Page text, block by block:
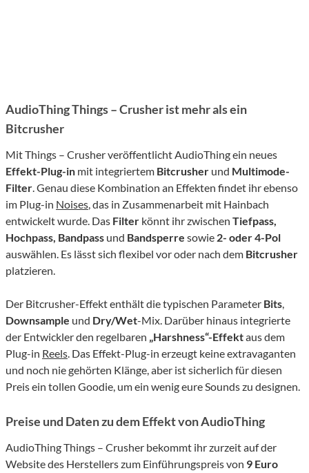
AudioThing Things – Crusher ist mehr als ein
Bitcrusher
Mit Things – Crusher veröffentlicht AudioThing ein neues
Effekt-Plug-in mit integriertem Bitcrusher und Multimode-
Filter. Genau diese Kombination an Effekten findet ihr ebenso
im Plug-in Noises, das in Zusammenarbeit mit Hainbach
entwickelt wurde. Das Filter könnt ihr zwischen Tiefpass,
Hochpass, Bandpass und Bandsperre sowie 2- oder 4-Pol
auswählen. Es lässt sich flexibel vor oder nach dem Bitcrusher
platzieren.
Der Bitcrusher-Effekt enthält die typischen Parameter Bits,
Downsample und Dry/Wet-Mix. Darüber hinaus integrierte
der Entwickler den regelbaren „Harshness“-Effektaus dem
Plug-in Reels. Das Effekt-Plug-in erzeugt keine extravaganten
und noch nie gehörten Klänge, aber ist sicherlich für diesen
Preis ein tollen Goodie, um ein wenig eure Sounds zu designen.
Preise und Daten zu dem Effekt von AudioThing
AudioThing Things – Crusher bekommt ihr zurzeit auf der
Website des Herstellers zum Einführungspreis von 9 Euro